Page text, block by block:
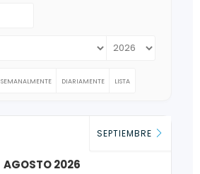
SEMANALMENTE DIARIAMENTE LISTA
AGOSTO 2026
SEPTIEMBRE